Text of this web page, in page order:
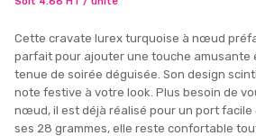
Cette cravate lurex turquoise à nœud
parfait pour ajouter une touche amusante
tenue de soirée déguisée. Son design
note festive à votre look. Plus besoin de
nœud, il est déjà réalisé pour un port facile
ses 28 grammes, elle reste confortable